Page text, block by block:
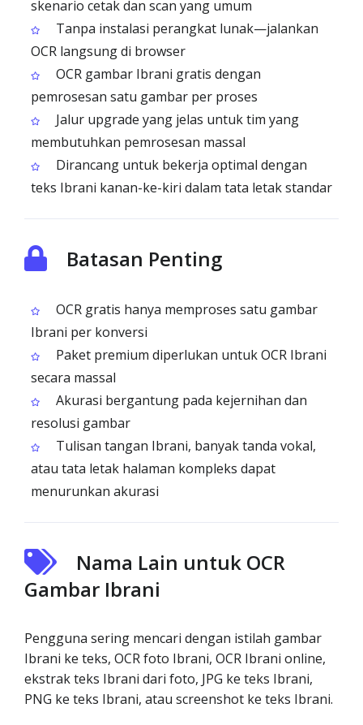
skenario cetak dan scan yang umum
Tanpa instalasi perangkat lunak—jalankan
OCR langsung di browser
OCR gambar Ibrani gratis dengan
pemrosesan satu gambar per proses
Jalur upgrade yang jelas untuk tim yang
membutuhkan pemrosesan massal
Dirancang untuk bekerja optimal dengan
teks Ibrani kanan-ke-kiri dalam tata letak standar
Batasan Penting
OCR gratis hanya memproses satu gambar
Ibrani per konversi
Paket premium diperlukan untuk OCR Ibrani
secara massal
Akurasi bergantung pada kejernihan dan
resolusi gambar
Tulisan tangan Ibrani, banyak tanda vokal,
atau tata letak halaman kompleks dapat
menurunkan akurasi
Nama Lain untuk OCR
Gambar Ibrani
Pengguna sering mencari dengan istilah gambar
Ibrani ke teks, OCR foto Ibrani, OCR Ibrani online,
ekstrak teks Ibrani dari foto, JPG ke teks Ibrani,
PNG ke teks Ibrani, atau screenshot ke teks Ibrani.